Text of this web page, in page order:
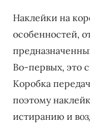
Наклейки на
особенностей,
Во-первых, это
Коробка
поэтому
истиранию и